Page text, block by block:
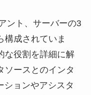
ント、サーバーの3
構成されていま
な役割を詳細に解
ソースとのインタ
ションやアシスタ